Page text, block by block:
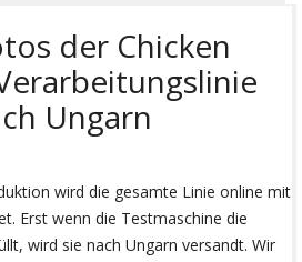
der Chicken
Ungarn
wird die gesamte Linie online mit
Erst wenn die Testmaschine die
wird sie nach Ungarn versandt. Wir